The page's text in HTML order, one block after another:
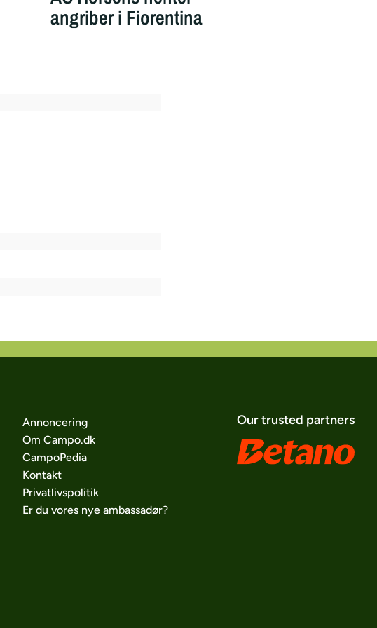
angriber i Fiorentina
Annoncering
Om Campo.dk
CampoPedia
Kontakt
Privatlivspolitik
Er du vores nye ambassadør?
Our trusted partners